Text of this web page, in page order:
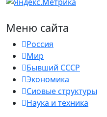
Меню сайта
Россия
Мир
Бывший СССР
Экономика
Сиовые структуры
Наука и техника